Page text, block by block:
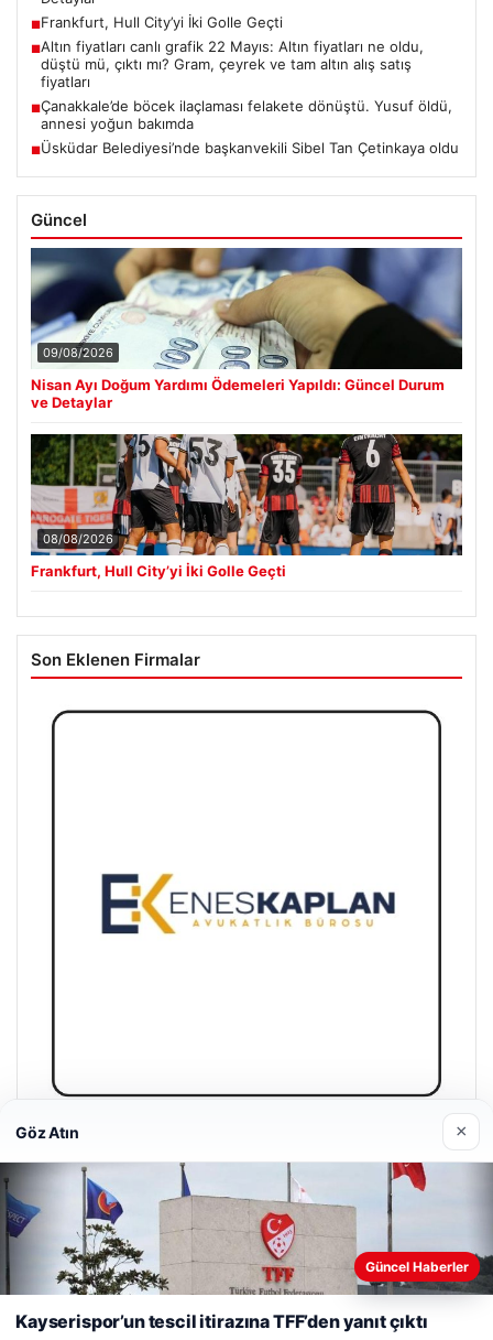
■Frankfurt, Hull City’yi İki Golle Geçti
■Altın fiyatları canlı grafik 22 Mayıs: Altın fiyatları ne oldu,
düştü mü, çıktı mı? Gram, çeyrek ve tam altın alış satış
fiyatları
■Çanakkale’de böcek ilaçlaması felakete dönüştü. Yusuf öldü,
annesi yoğun bakımda
■Üsküdar Belediyesi’nde başkanvekili Sibel Tan Çetinkaya oldu
Güncel
09/08/2026
Nisan Ayı Doğum Yardımı Ödemeleri Yapıldı: Güncel Durum
ve Detaylar
08/08/2026
Frankfurt, Hull City’yi İki Golle Geçti
Son Eklenen Firmalar
Enes Kaplan Avukatlık Bürosu
28/04/2026
Web sitemizi nasıl kullandığınızı daha iyi anlayabilmek,
deneyiminizi kişiselleştirmek ve geliştirmek amacıyla çerezler
Göz Atın ×
Güncel Haberler
Kayserispor’un tescil itirazına TFF’den yanıt çıktı